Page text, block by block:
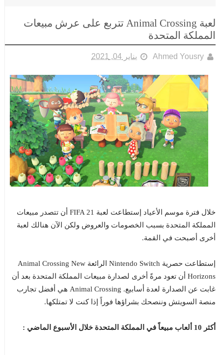
لعبة Animal Crossing تتربع على عرش مبيعات
المملكة المتحدة
Ahmed Yousry يناير 04, 2021
خلال فترة موسم الأعياد إستطاعت لعبة FIFA 21 أن تتصدر مبيعات
المملكة المتحدة بسبب الخصومات والعروض ولكن الآن هنالك لعبة
أخرى أصبحت في القمة.
إستطاعت حصرية Nintendo Switch الرائعة Animal Crossing New
Horizons أن تعود مرةً أخرى لصدارة مبيعات المملكة المتحدة بعد أن
غابت عن الصدارة لعدة أسابيع. Animal Crossing هي أفضل تجارب
منصة السويتش وننصحك بشراؤها فوراً إذا كنت لا تمتلكها.
أكثر 10 ألعاب مبيعاً في المملكة المتحدة خلال الأسبوع الماضي :